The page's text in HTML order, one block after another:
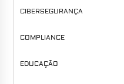
CIBERSEGURANÇA
COMPLIANCE
EDUCAÇÃO